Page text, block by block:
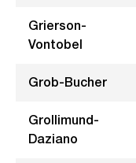
Grierson-
Vontobel
Grob-Bucher
Grollimund-
Daziano